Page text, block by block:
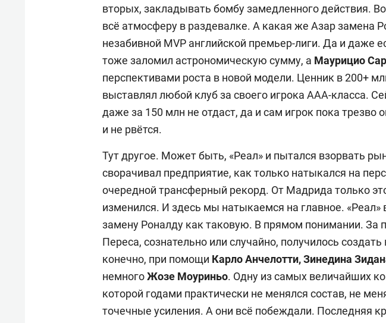
вторых, закладывать бомбу замедленного действия.
всё атмосферу в раздевалке. А какая же Азар замена
незабивной MVP английской премьер-лиги. Да и даже
тоже заломил астрономическую сумму, а Маурицио
перспективами роста в новой модели. Ценник в 200+
выставлял любой клуб за своего игрока AAA-класса.
даже за 150 млн не отдаст, да и сам игрок пока трезво
и не рвётся.
Тут другое. Может быть, «Реал» и пытался взорвать
сворачивал предприятие, как только натыкался на
очередной трансферный рекорд. От Мадрида только
изменился. И здесь мы натыкаемся на главное. «Реал»
замену Роналду как таковую. В прямом понимании. За
Переса, сознательно или случайно, получилось
конечно, при помощи Карло Анчелотти, Зинедина
немногоЖозе Моуриньо. Одну из самых величайших
которой годами практически не менялся состав, не
точечные усиления. А они всё побеждали. Последняя